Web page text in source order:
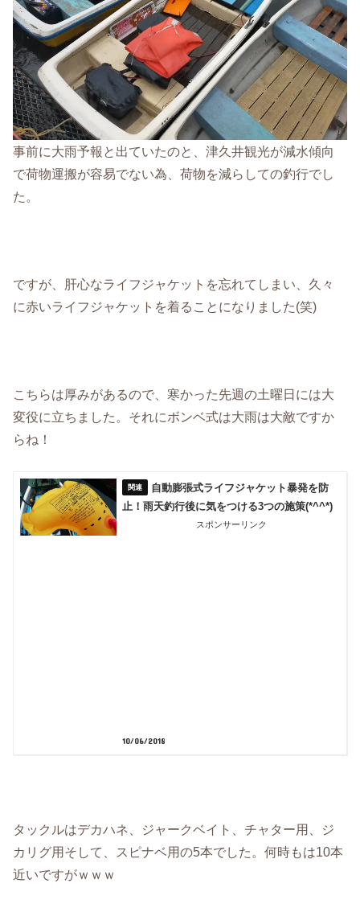
事前に大雨予報と出ていたのと、津久井観光が減水傾向
で荷物運搬が容易でない為、荷物を減らしての釣行でし
た。
ですが、肝心なライフジャケットを忘れてしまい、久々
に赤いライフジャケットを着ることになりました(笑)
こちらは厚みがあるので、寒かった先週の土曜日には大
変役に立ちました。それにボンベ式は大雨は大敵ですか
らね！
自動膨張式ライフジャケット暴発を防
止！雨天釣行後に気をつける3つの施策(*^^*)
スポンサーリンク
10/06/2018
タックルはデカハネ、ジャークベイト、チャター用、ジ
カリグ用そして、スピナベ用の5本でした。何時もは10本
近いですがｗｗｗ